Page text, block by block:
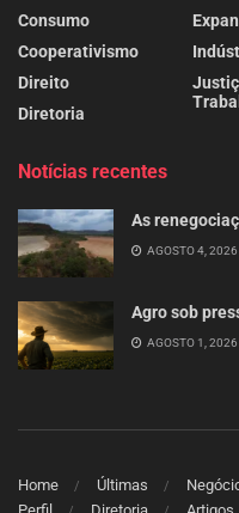
Consumo
Cooperativismo
Direito
Diretoria
Notícias recentes
As
AGOSTO 4, 2026
Agro sob
AGOSTO 1, 2026
Home Últimas